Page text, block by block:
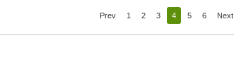
Prev 1 2 3 4 5 6 Next